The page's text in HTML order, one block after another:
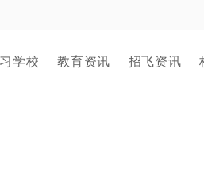
学校 教育资讯 招飞资讯